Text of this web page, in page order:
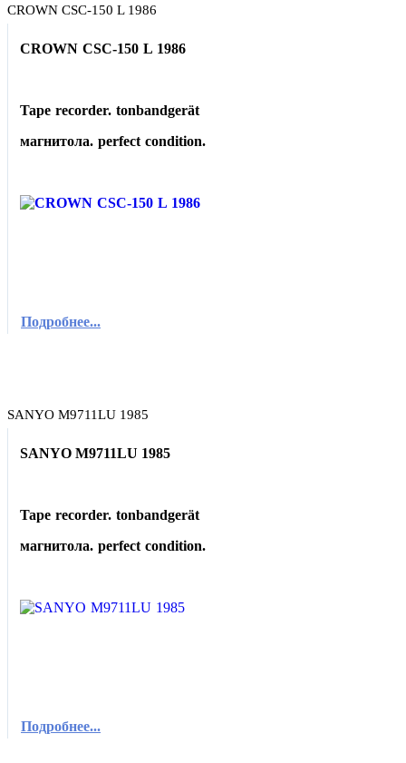
CROWN CSC-150 L 1986
CROWN CSC-150 L 1986
Tape recorder. tonbandgerät
магнитола. perfect condition.
Подробнее...
SANYO M9711LU 1985
SANYO M9711LU 1985
Tape recorder. tonbandgerät
магнитола. perfect condition.
Подробнее...